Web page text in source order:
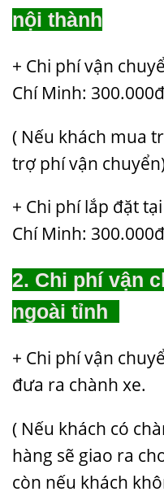
nội thành
+ Chi phí vận
Chí Minh:
( Nếu khách mua
trợ phí vận
+ Chi phí lắp đặt
Chí Minh:
2. Chi phí vận
ngoài tỉnh
+ Chi phí vận
đưa ra chành xe.
( Nếu khách có
hàng sẽ giao ra
còn nếu khách